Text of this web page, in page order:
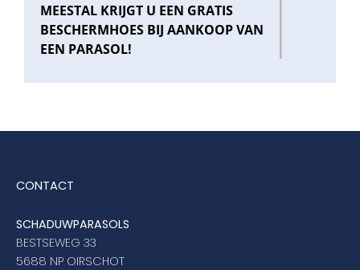
MEESTAL KRIJGT U EEN GRATIS
BESCHERMHOES BIJ AANKOOP VAN
EEN PARASOL!
CONTACT
SCHADUWPARASOLS
BESTSEWEG 33
5688 NP OIRSCHOT